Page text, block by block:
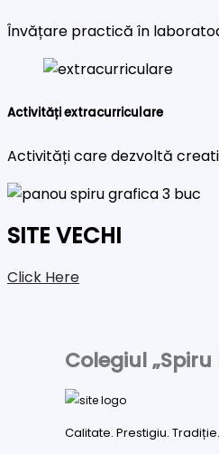
Învățare practică în
Activități extracurriculare
Activități care dezvoltă
SITE VECHI
Click Here
Colegiul
Calitate. Prestigiu.